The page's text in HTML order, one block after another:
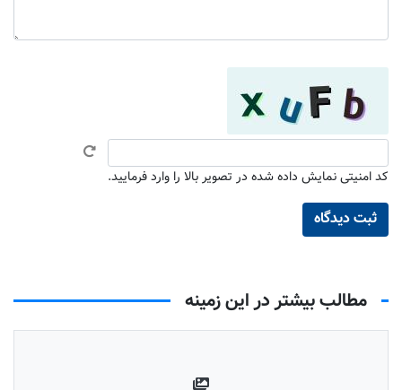
کد امنیتی نمایش داده شده در تصویر بالا را وارد فرمایید.
مطالب بیشتر در این زمینه